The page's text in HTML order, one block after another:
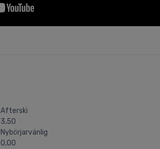
Afterski
3,50
Nybörjarvänlig
0,00